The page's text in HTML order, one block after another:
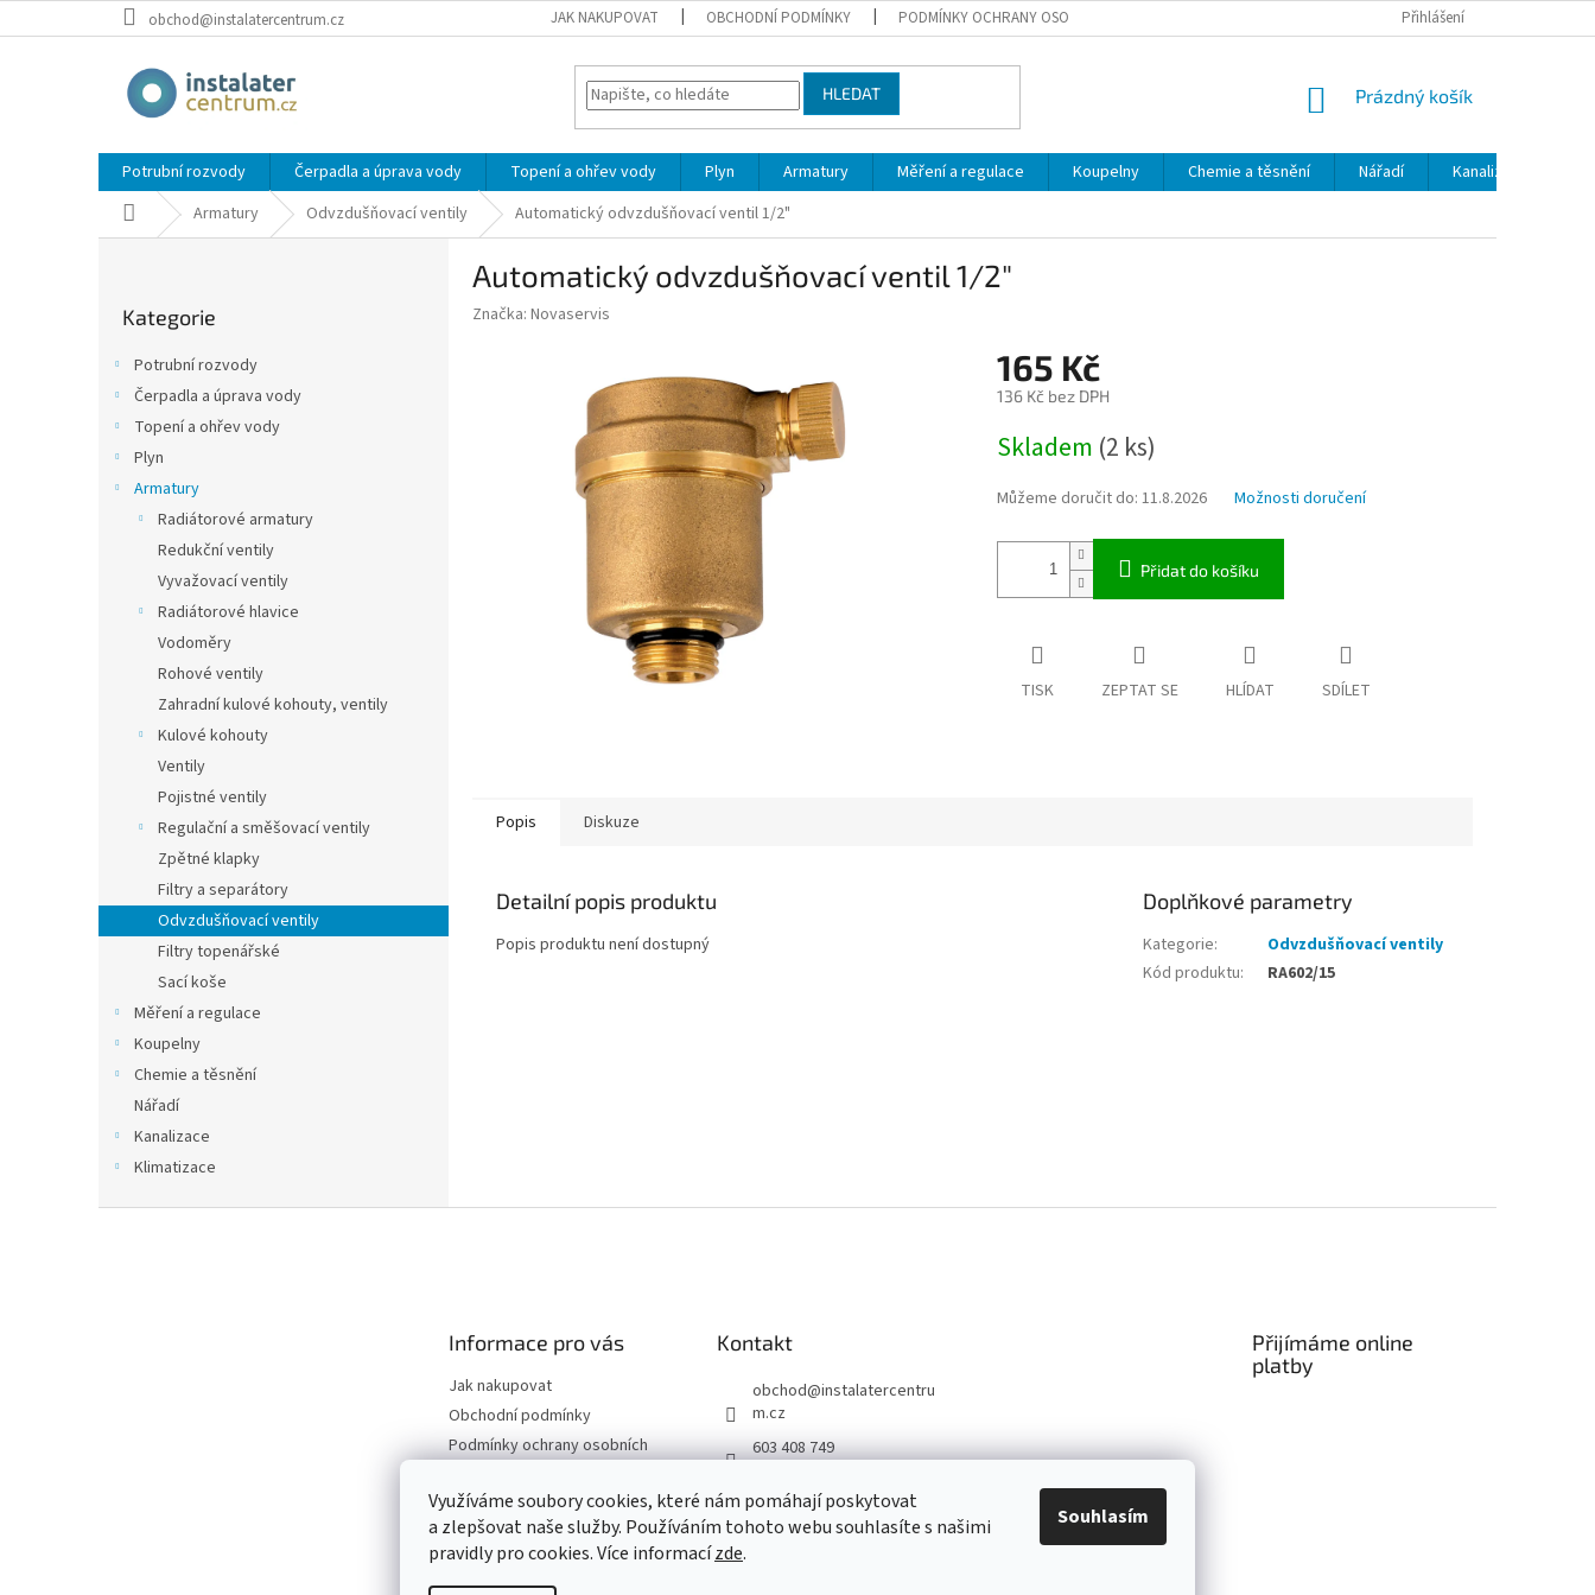
Využíváme soubory cookies, které nám pomáhají poskytovat
a zlepšovat naše služby. Používáním tohoto webu souhlasíte s našimi
pravidly pro cookies. Více informacízde.
Souhlasím
na
obchod@instalatercentrum.cz JAK NAKUPOVAT OBCHODNÍ PODMÍNKY PODMÍNKY OCHRANY OSOBNÍCH ÚDAJŮ MOJE OBJEDNÁVKA
Přihlášení
HLEDAT
NÁKUPNÍ
Prázdný košík
Potrubní rozvody Čerpadla a úprava vody Topení a ohřev vody Plyn Armatury Měření a regulace Koupelny Chemie a těsnění Nářadí Kanalizace
Domů Armatury Odvzdušňovací ventily Automatický odvzdušňovací ventil 1/2"
kategorie
Kategorie
Potrubní rozvody
Čerpadla a úprava vody
Topení a ohřev vody
Plyn
Armatury
Radiátorové armatury
Redukční ventily
Vyvažovací ventily
Radiátorové hlavice
Vodoměry
Rohové ventily
Zahradní kulové kohouty, ventily
Kulové kohouty
Ventily
Pojistné ventily
Regulační a směšovací ventily
Zpětné klapky
Filtry a separátory
Odvzdušňovací ventily
Filtry topenářské
Sací koše
Měření a regulace
Koupelny
Chemie a těsnění
Nářadí
Kanalizace
Klimatizace
Automatický odvzdušňovací ventil 1/2"
Značka: Novaservis
165 Kč
136 Kč bez DPH
cena:
Skladem (2 ks)
Můžeme doručit do: 11.8.2026 Možnosti doručení
Přidat do košíku
TISK ZEPTAT SE HLÍDAT SDÍLET
Popis Diskuze
Detailní popis produktu
Popis produktu není dostupný
Doplňkové parametry
Kategorie:
Odvzdušňovací ventily
Kód produktu: RA602/15
Informace pro vás
Jak nakupovat
Obchodní podmínky
Podmínky ochrany osobních
Odstoupení od smlouvy
Moje objednávka
Kontakt
obchod@instalatercentru
m.cz
603 408 749
Přijímáme online
platby